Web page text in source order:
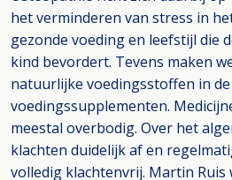
het verminderen van stress in
gezonde voeding en leefstijl die
kind bevordert. Tevens maken
natuurlijke voedingsstoffen in
voedingssupplementen.
meestal overbodig. Over het
klachten duidelijk af en
volledig klachtenvrij. Martin Ruis